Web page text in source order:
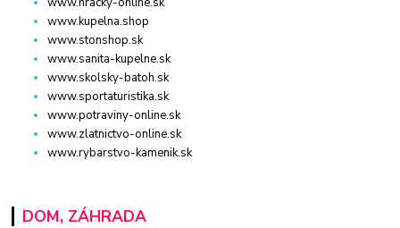
www.kupelna.shop
www.stonshop.sk
www.sanita-kupelne.sk
www.skolsky-batoh.sk
www.sportaturistika.sk
www.potraviny-online.sk
www.zlatnictvo-online.sk
www.rybarstvo-kamenik.sk
DOM, ZÁHRADA